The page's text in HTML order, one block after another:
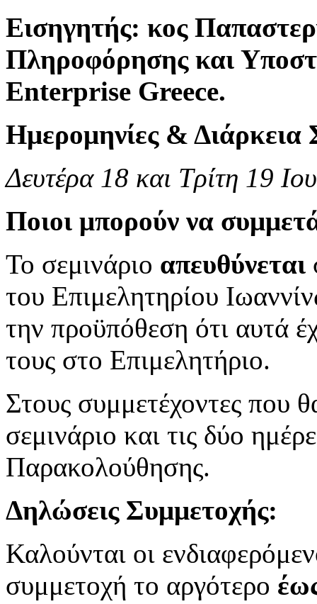
Εισηγητής: κος
Πληροφόρησης και
Enterprise Greece.
Ημερομηνίες & Διάρκεια
Δευτέρα 18 και Τρίτη 19
Ποιοι μπορούν να
Το σεμινάριο απευθύνεται
του Επιμελητηρίου
την προϋπόθεση ότι αυτά
τους στο Επιμελητήριο.
Στους συμμετέχοντες που
σεμινάριο και τις δύο
Παρακολούθησης.
Δηλώσεις Συμμετοχής:
Καλούνται οι
συμμετοχή το αργότερο